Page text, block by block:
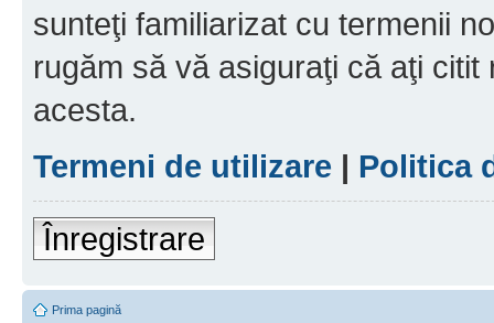
sunteţi familiarizat cu termenii
rugăm să vă asiguraţi că aţi
acesta.
Termeni de utilizare | Politica
Înregistrare
Prima pagină